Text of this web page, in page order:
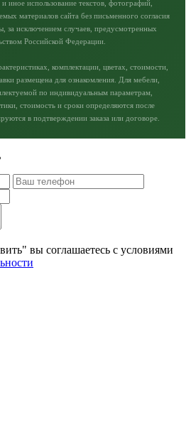
иное использование текстов, фотографий,
материалов сайта без письменного согласия
за исключением случаев, предусмотренных
Российской Федерации.
комплектации, цветах, стоимости,
размещена для ознакомления. Для мебели,
по индивидуальным параметрам,
стоимость и сроки определяются после
в подтверждении заказа или договоре.
вы соглашаетесь с условиями